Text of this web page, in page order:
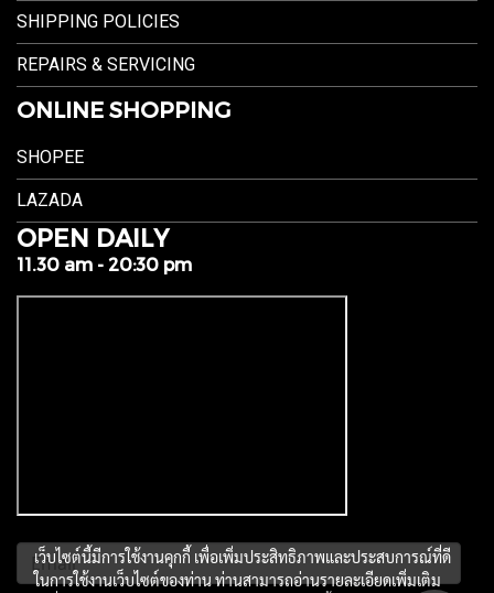
SHIPPING POLICIES
REPAIRS & SERVICING
ONLINE SHOPPING
SHOPEE
LAZADA
OPEN DAILY
11.30 am - 20:30 pm
เว็บไซต์นี้มีการใช้งานคุกกี้ เพื่อเพิ่มประสิทธิภาพและประสบการณ์ที่ดี
ในการใช้งานเว็บไซต์ของท่าน ท่านสามารถอ่านรายละเอียดเพิ่มเติม